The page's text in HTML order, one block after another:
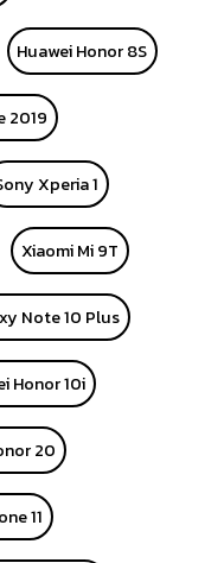
Huawei Honor 8S
2019
Xperia 1
Xiaomi Mi 9T
Note 10 Plus
Honor 10i
20
11